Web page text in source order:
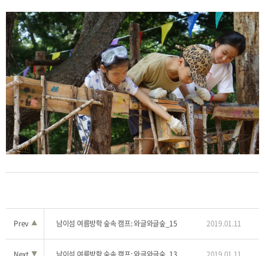
Prev ▲ 남이섬 여름방학 숲속 캠프: 와글와글숲_15 2019.01.11
▼